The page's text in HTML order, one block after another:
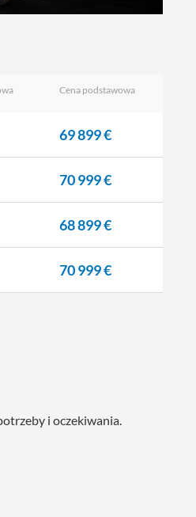
Cena podstawowa
69 899 €
70 999 €
68 899 €
70 999 €
i oczekiwania.